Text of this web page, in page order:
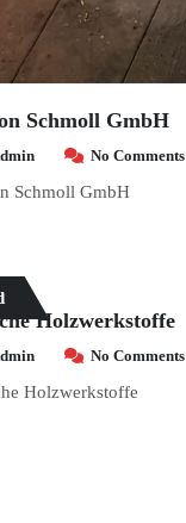
Schmoll GmbH
No Comments
Schmoll GmbH
Holzwerkstoffe
No Comments
Holzwerkstoffe